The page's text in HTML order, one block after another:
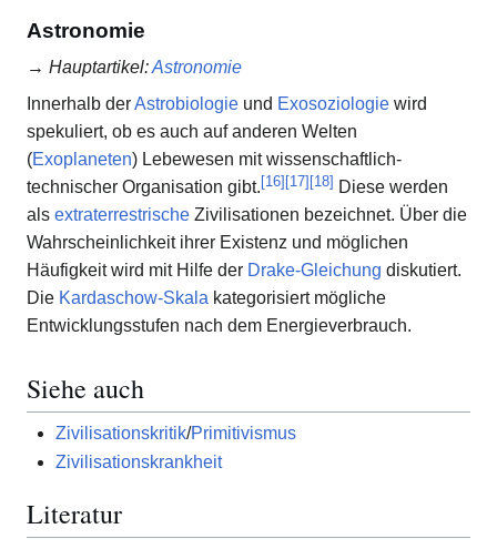
Astronomie
→ Hauptartikel:Astronomie
Innerhalb derAstrobiologie und Exosoziologie wird
spekuliert, ob es auch auf anderen Welten
(Exoplaneten) Lebewesen mit wissenschaftlich-
technischer Organisation gibt.[16][17][18] Diese werden
als extraterrestrische Zivilisationen bezeichnet. Über die
Wahrscheinlichkeit ihrer Existenz und möglichen
Häufigkeit wird mit Hilfe der Drake-Gleichung diskutiert.
Die Kardaschow-Skala kategorisiert mögliche
Entwicklungsstufen nach dem Energieverbrauch.
Siehe auch
Zivilisationskritik/Primitivismus
Zivilisationskrankheit
Literatur